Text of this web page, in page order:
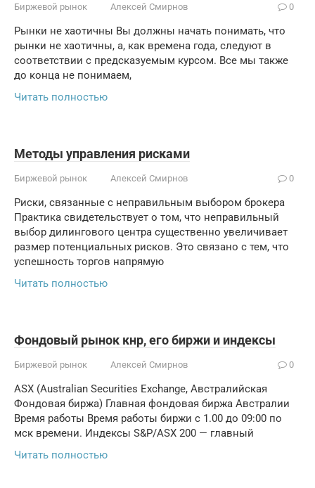
Биржевой рынок Алексей Смирнов 0
Рынки не хаотичны Вы должны начать понимать, что
рынки не хаотичны, а, как времена года, следуют в
соответствии с предсказуемым курсом. Все мы также
до конца не понимаем,
Читать полностью
Методы управления рисками
Биржевой рынок Алексей Смирнов 0
Риски, связанные с неправильным выбором брокера
Практика свидетельствует о том, что неправильный
выбор дилингового центра существенно увеличивает
размер потенциальных рисков. Это связано с тем, что
успешность торгов напрямую
Читать полностью
Фондовый рынок кнр, его биржи и индексы
Биржевой рынок Алексей Смирнов 0
ASX (Australian Securities Exchange, Австралийская
Фондовая биржа) Главная фондовая биржа Австралии
Время работы Время работы биржи с 1.00 до 09:00 по
мск времени. Индексы S&P/ASX 200 — главный
Читать полностью